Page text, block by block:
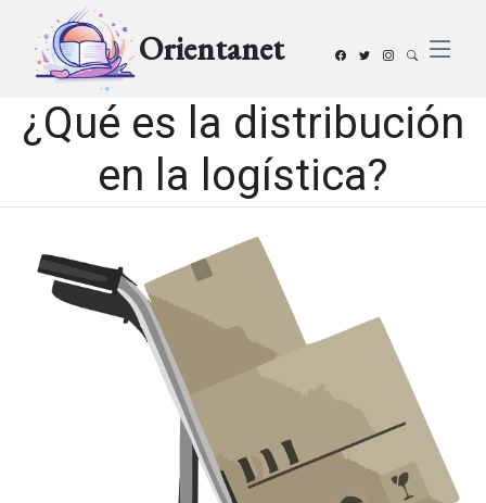
Orientanet
¿Qué es la distribución
en la logística?